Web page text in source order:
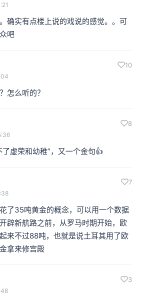
确实有点楼上说的戏说的感觉。。可
吧
10
怎么听的？
8
虚荣和幼稚”，又一个金句👍
7
了35吨黄金的概念，可以用一个数据
辟新航路之前，从罗马时期开始，欧
来不过88吨，也就是说土耳其用了欧
拿来修宫殿
3